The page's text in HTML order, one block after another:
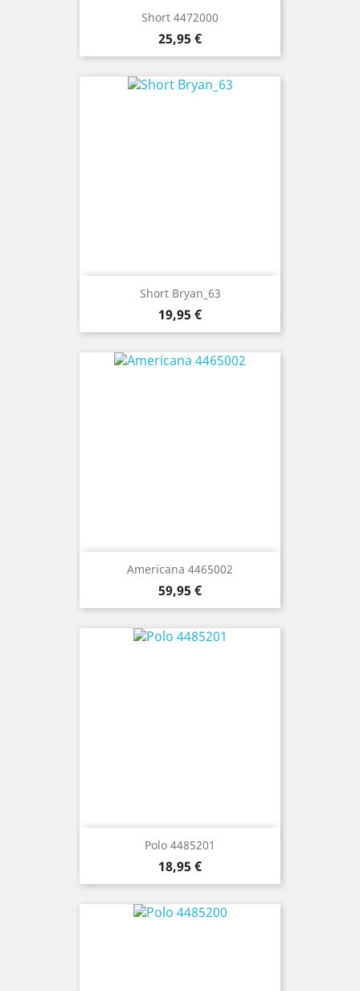
Short 4472000
Precio
25,95 €
Short Bryan_63
Precio
19,95 €
Americana 4465002
Precio
59,95 €
Polo 4485201
Precio
18,95 €